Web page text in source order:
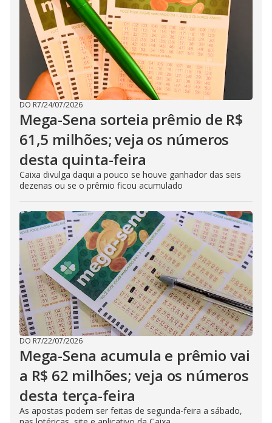
DO R7/24/07/2026
Mega-Sena sorteia prêmio de R$
61,5 milhões; veja os números
desta quinta-feira
Caixa divulga daqui a pouco se houve ganhador das seis
dezenas ou se o prêmio ficou acumulado
DO R7/22/07/2026
Mega-Sena acumula e prêmio vai
a R$ 62 milhões; veja os números
desta terça-feira
As apostas podem ser feitas de segunda-feira a sábado,